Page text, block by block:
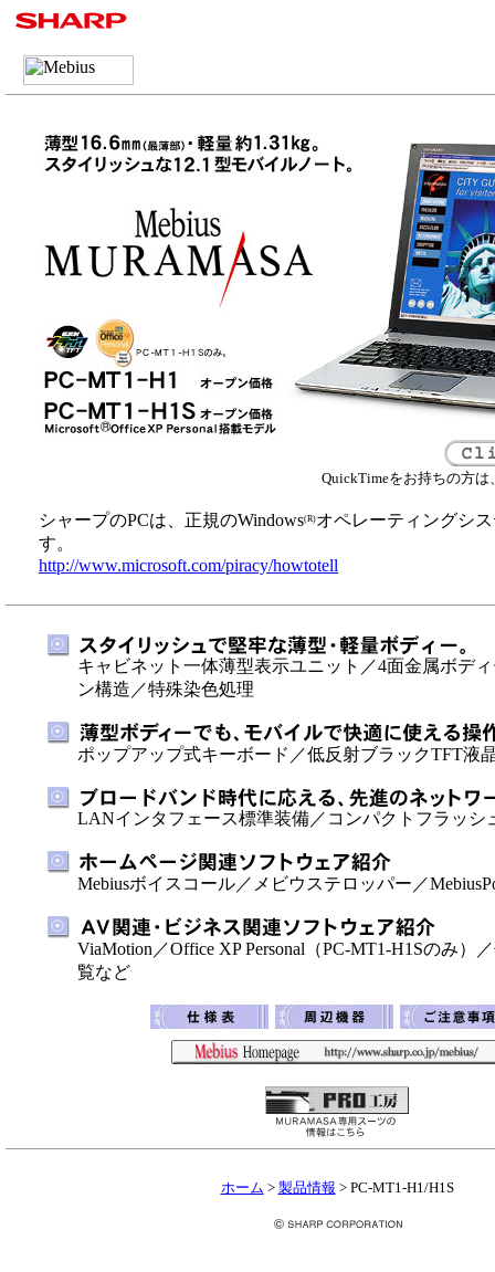
QuickTimeをお持ちの方は
シャープのPCは、正規のWindows(R)オペレーティングシ
す。
http://www.microsoft.com/piracy/howtotell
キャビネット一体薄型表示ユニット／4面金属ボデ
ン構造／特殊染色処理
ポップアップ式キーボード／低反射ブラックTFT液
LANインタフェース標準装備／コンパクトフラッシ
Mebiusボイスコール／メビウステロッパー／
ViaMotion／Office XP Personal（PC-MT1-H1Sのみ）
覧など
ホーム > 製品情報 > PC-MT1-H1/H1S